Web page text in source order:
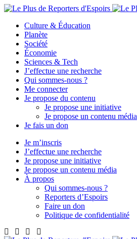
Culture & Éducation
Planète
Société
Économie
Sciences & Tech
J’effectue une recherche
Qui sommes-nous ?
Me connecter
Je propose du contenu
Je propose une initiative
Je propose un contenu média
Je fais un don
Je m’inscris
J’effectue une recherche
Je propose une initiative
Je propose un contenu média
À propos
Qui sommes-nous ?
Reporters d’Espoirs
Faire un don
Politique de confidentialité